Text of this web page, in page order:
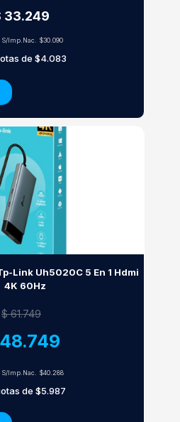
33.249
Imp.Nac. $30.090
de $4.083
Link Uh5020C 5 En 1 Hdmi
4K 60Hz
$ 61.749
Imp.Nac. $40.288
de $5.987